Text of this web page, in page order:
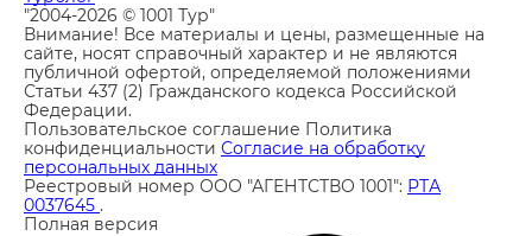
"2004-2026 © 1001 Тур"
Внимание! Все материалы и цены, размещенные на
сайте, носят справочный характер и не являются
публичной офертой, определяемой положениями
Статьи 437 (2) Гражданского кодекса Российской
Федерации.
Пользовательское соглашение Политика
конфиденциальности Согласие на обработку
персональных данных
Реестровый номер ООО "АГЕНТСТВО 1001": РТА
0037645 .
Полная версия